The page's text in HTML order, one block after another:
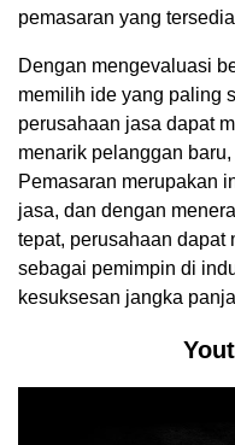
pemasaran yang
Dengan mengevaluasi
memilih ide yang paling
perusahaan jasa dapat
menarik pelanggan
Pemasaran merupakan
jasa, dan dengan
tepat, perusahaan dapat
sebagai pemimpin di
kesuksesan jangka